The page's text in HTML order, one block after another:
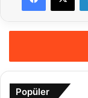
Popüler